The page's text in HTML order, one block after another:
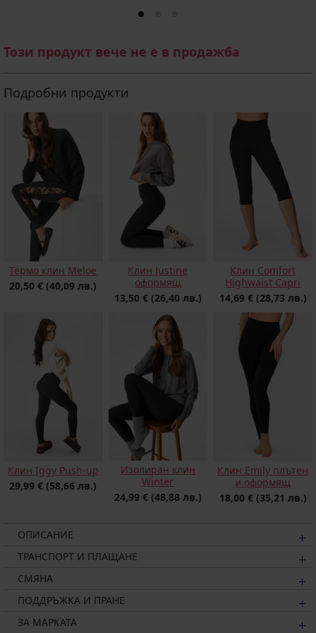
Този продукт вече не е в продажба
Подробни продукти
Термо клин Meloe
20,50 € (40,09 лв.)
Клин Justine
оформящ
13,50 € (26,40 лв.)
Клин Comfort
Highwaist Capri
14,69 € (28,73 лв.)
Клин Iggy Push-up
29,99 € (58,66 лв.)
Изолиран клин
Winter
24,99 € (48,88 лв.)
Клин Emily плътен
и оформящ
18,00 € (35,21 лв.)
ОПИСАНИЕ
ТРАНСПОРТ И ПЛАЩАНЕ
СМЯНА
ПОДДРЪЖКА И ПРАНЕ
ЗА МАРКАТА